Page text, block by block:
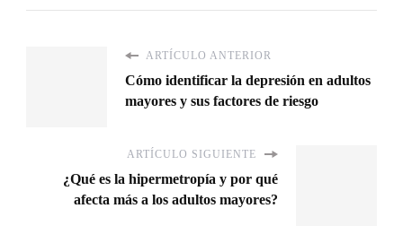
ARTÍCULO ANTERIOR
Cómo identificar la depresión en adultos
mayores y sus factores de riesgo
ARTÍCULO SIGUIENTE
¿Qué es la hipermetropía y por qué
afecta más a los adultos mayores?